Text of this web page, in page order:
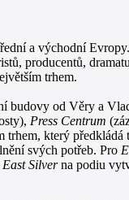
a východní
producentů,
trhem.
budovy od Věry a
Press Centrum
který
svých potřeb. Pro
East Silverna podiu